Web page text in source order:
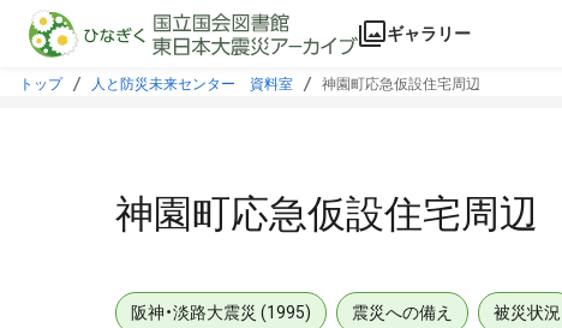
本文に飛ぶ
ギャラリー
トップ 人と防災未来センター 資料室 神園町応急仮設住宅周辺
神園町応急仮設住宅周辺
阪神・淡路大震災 (1995) 震災への備え 被災状況